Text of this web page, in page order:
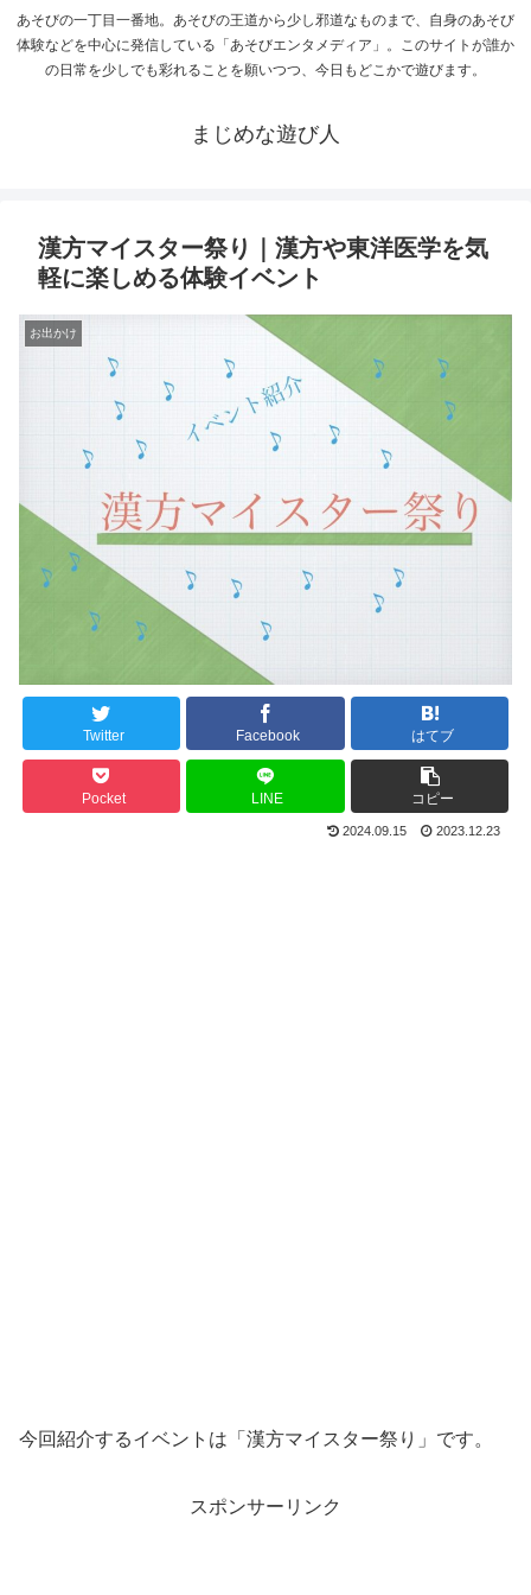
あそびの一丁目一番地。あそびの王道から少し邪道なものまで、自身のあそび
体験などを中心に発信している「あそびエンタメディア」。このサイトが誰か
の日常を少しでも彩れることを願いつつ、今日もどこかで遊びます。
まじめな遊び人
漢方マイスター祭り｜漢方や東洋医学を気
軽に楽しめる体験イベント
お出かけ
Twitter Facebook はてブ
Pocket LINE コピー
2024.09.15 2023.12.23
今回紹介するイベントは「漢方マイスター祭り」です。
スポンサーリンク